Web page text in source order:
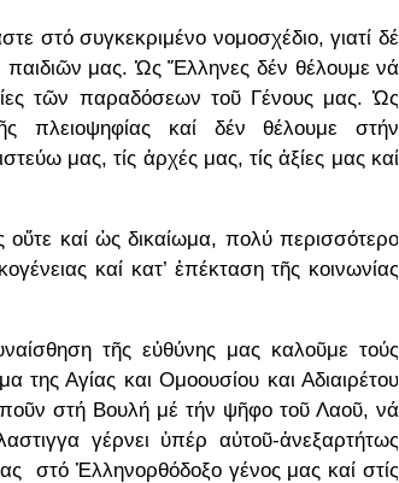
στό συγκεκριμένο νομοσχέδιο, γιατί δέ
παιδιῶν μας. Ὡς Ἕλληνες δέν θέλουμε νά
τῶν παραδόσεων τοῦ Γένους μας. Ὡς
πλειοψηφίας καί δέν θέλουμε στήν
μας, τίς ἀρχές μας, τίς ἀξίες μας καί
καί ὡς δικαίωμα, πολύ περισσότερο
καί κατ’ ἐπέκταση τῆς κοινωνίας
τῆς εὐθύνης μας καλοῦμε τούς
της Αγίας και Ομοουσίου και Αδιαιρέτου
στή Βουλή μέ τήν ψῆφο τοῦ Λαοῦ, νά
γέρνει ὑπέρ αὐτοῦ-ἀνεξαρτήτως
στό Ἑλληνορθόδοξο γένος μας καί στίς